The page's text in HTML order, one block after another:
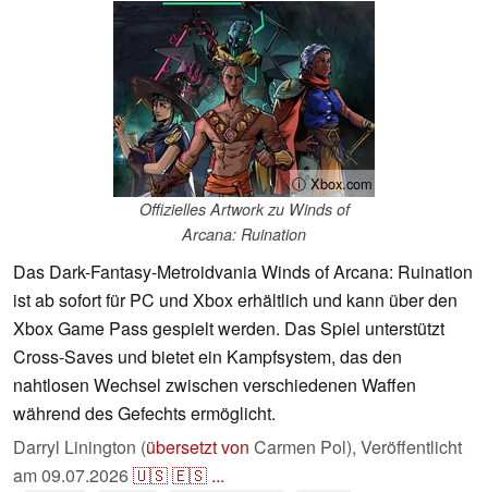
ⓘ Xbox.com
Offizielles Artwork zu Winds of
Arcana: Ruination
Das Dark-Fantasy-Metroidvania Winds of Arcana: Ruination
ist ab sofort für PC und Xbox erhältlich und kann über den
Xbox Game Pass gespielt werden. Das Spiel unterstützt
Cross-Saves und bietet ein Kampfsystem, das den
nahtlosen Wechsel zwischen verschiedenen Waffen
während des Gefechts ermöglicht.
Darryl Linington (übersetzt von Carmen Pol), Veröffentlicht
am09.07.2026🇺🇸🇪🇸 ...